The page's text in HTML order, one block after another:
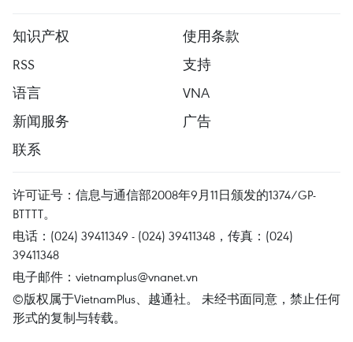
知识产权
使用条款
RSS
支持
语言
VNA
新闻服务
广告
联系
许可证号：信息与通信部2008年9月11日颁发的1374/GP-
BTTTT。
电话：(024) 39411349 - (024) 39411348，传真：(024)
39411348
电子邮件： vietnamplus@vnanet.vn
©版权属于VietnamPlus、越通社。 未经书面同意，禁止任何
形式的复制与转载。